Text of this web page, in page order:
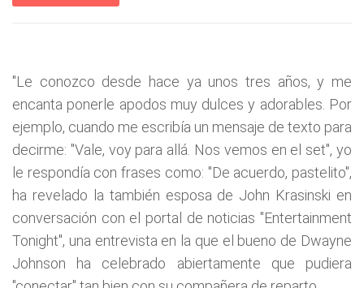
"Le conozco desde hace ya unos tres años, y me
encanta ponerle apodos muy dulces y adorables. Por
ejemplo, cuando me escribía un mensaje de texto para
decirme: "Vale, voy para allá. Nos vemos en el set", yo
le respondía con frases como: "De acuerdo, pastelito",
ha revelado la también esposa de John Krasinski en
conversación con el portal de noticias "Entertainment
Tonight", una entrevista en la que el bueno de Dwayne
Johnson ha celebrado abiertamente que pudiera